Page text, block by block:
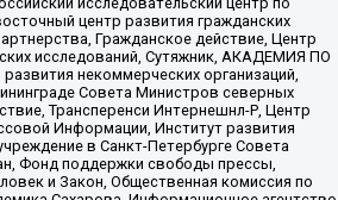
центр развития гражданских
Гражданское действие, Центр
исследований, Сутяжник, АКАДЕМИЯ ПО
некоммерческих организаций,
Совета Министров северных
Трансперенси Интернешнл-Р, Центр
Информации, Институт развития
в Санкт-Петербурге Совета
Фонд поддержки свободы прессы,
и Закон, Общественная комиссия по